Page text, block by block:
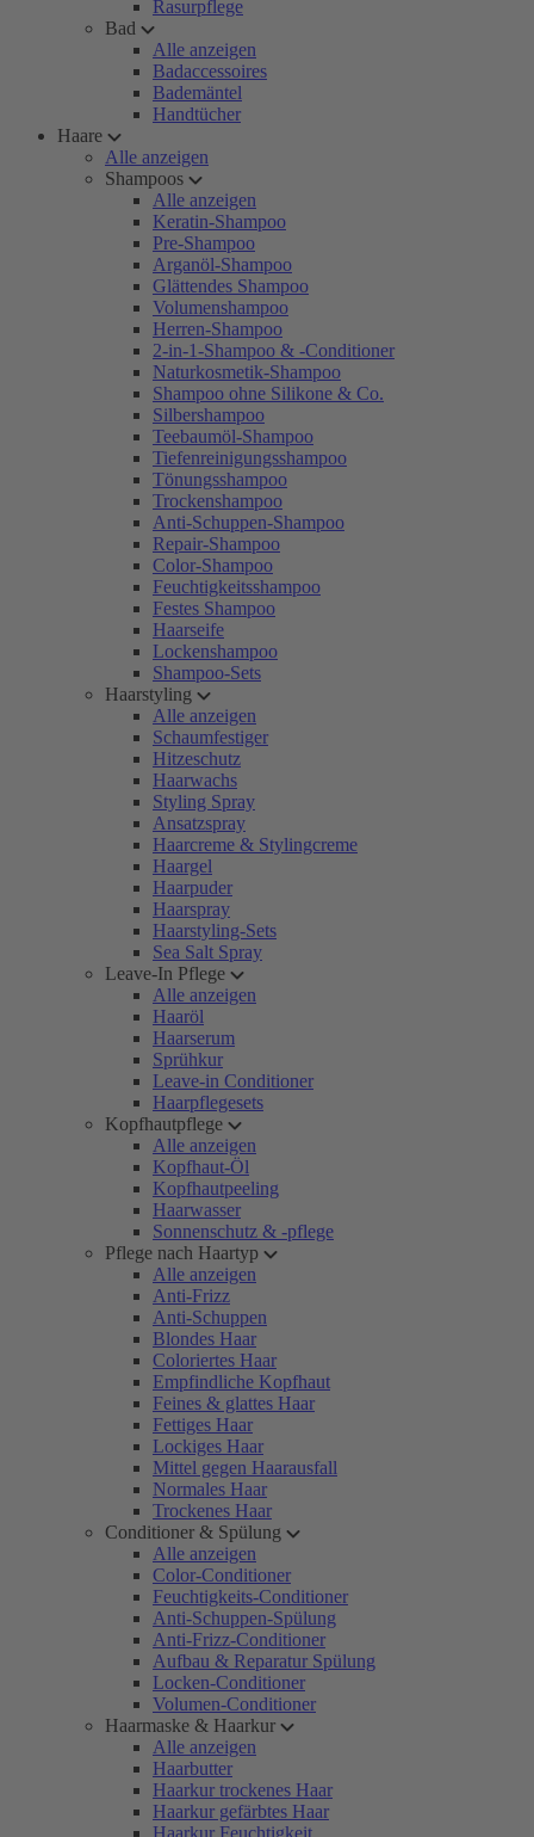
Rasurpflege
Bad
Alle anzeigen
Badaccessoires
Bademäntel
Handtücher
Haare
Alle anzeigen
Shampoos
Alle anzeigen
Keratin-Shampoo
Pre-Shampoo
Arganöl-Shampoo
Glättendes Shampoo
Volumenshampoo
Herren-Shampoo
2-in-1-Shampoo & -Conditioner
Naturkosmetik-Shampoo
Shampoo ohne Silikone & Co.
Silbershampoo
Teebaumöl-Shampoo
Tiefenreinigungsshampoo
Tönungsshampoo
Trockenshampoo
Anti-Schuppen-Shampoo
Repair-Shampoo
Color-Shampoo
Feuchtigkeitsshampoo
Festes Shampoo
Haarseife
Lockenshampoo
Shampoo-Sets
Haarstyling
Alle anzeigen
Schaumfestiger
Hitzeschutz
Haarwachs
Styling Spray
Ansatzspray
Haarcreme & Stylingcreme
Haargel
Haarpuder
Haarspray
Haarstyling-Sets
Sea Salt Spray
Leave-In Pflege
Alle anzeigen
Haaröl
Haarserum
Sprühkur
Leave-in Conditioner
Haarpflegesets
Kopfhautpflege
Alle anzeigen
Kopfhaut-Öl
Kopfhautpeeling
Haarwasser
Sonnenschutz & -pflege
Pflege nach Haartyp
Alle anzeigen
Anti-Frizz
Anti-Schuppen
Blondes Haar
Coloriertes Haar
Empfindliche Kopfhaut
Feines & glattes Haar
Fettiges Haar
Lockiges Haar
Mittel gegen Haarausfall
Normales Haar
Trockenes Haar
Conditioner & Spülung
Alle anzeigen
Color-Conditioner
Feuchtigkeits-Conditioner
Anti-Schuppen-Spülung
Anti-Frizz-Conditioner
Aufbau & Reparatur Spülung
Locken-Conditioner
Volumen-Conditioner
Haarmaske & Haarkur
Alle anzeigen
Haarbutter
Haarkur trockenes Haar
Haarkur gefärbtes Haar
Haarkur Feuchtigkeit